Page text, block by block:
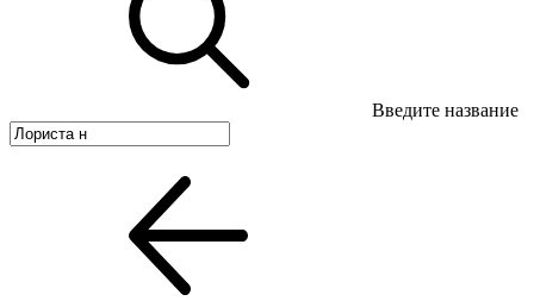
Введите название